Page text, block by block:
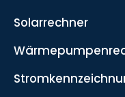
Solarrechner